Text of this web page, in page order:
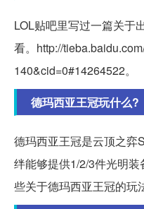
LOL贴吧里写过一篇关于
看。http://
140&cid=0#14264522。
德玛西亚王冠玩什么?
德玛西亚王冠是云顶之弈
绊能够提供1/2/3件光明
些关于德玛西亚王冠的玩